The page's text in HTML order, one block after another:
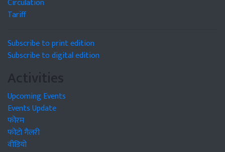
Tariff
Subscribe to print edition
Subscribe to digital edition
Activities
Upcoming Events
Events Update
फोरम
फोटो गैलरी
वीडियो